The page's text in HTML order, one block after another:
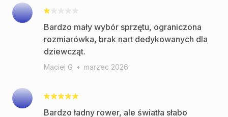
Bardzo mały wybór sprzętu, ograniczona
rozmiarówka, brak nart dedykowanych dla
dziewcząt.
Maciej G • marzec 2026
Bardzo ładny rower, ale światła słabo